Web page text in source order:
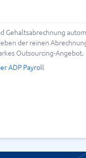
Gehaltsabrechnung
der reinen
Outsourcing-Angebot.
ADP Payroll